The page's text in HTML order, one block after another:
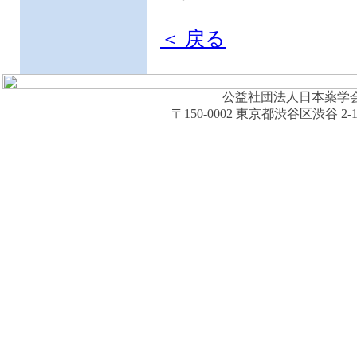
＜ 戻る
公益社団法人日本薬学
〒150-0002 東京都渋谷区渋谷